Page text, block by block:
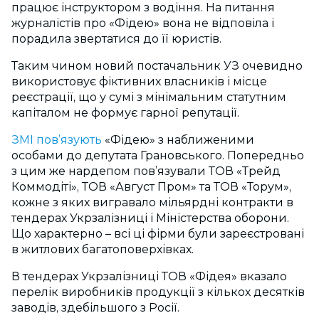
працює інструктором з водіння. На питання
журналістів про «Фідею» вона не відповіла і
порадила звертатися до її юристів.
Таким чином новий постачальник УЗ очевидно
використовує фіктивних власників і місце
реєстрації, що у сумі з мінімальним статутним
капіталом не формує гарної репутації.
ЗМІ пов’язують «Фідею» з наближеними
особами до депутата Грановського. Попередньо
з цим же нардепом пов’язували ТОВ «Трейд
Коммодіті», ТОВ «Август Пром» та ТОВ «Торум»,
кожне з яких вигравало мільярдні контракти в
тендерах Укрзалізниці і Міністерства оборони.
Що характерно – всі ці фірми були зареєстровані
в житлових багатоповерхівках.
В тендерах Укрзалізниці ТОВ «Фідея» вказало
перелік виробників продукції з кількох десятків
заводів, здебільшого з Росії.